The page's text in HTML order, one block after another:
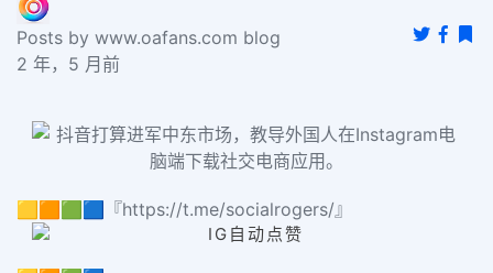
Posts by www.oafans.com blog
2 年，5 月前
🟨🟧🟩🟦『https://t.me/socialrogers/』